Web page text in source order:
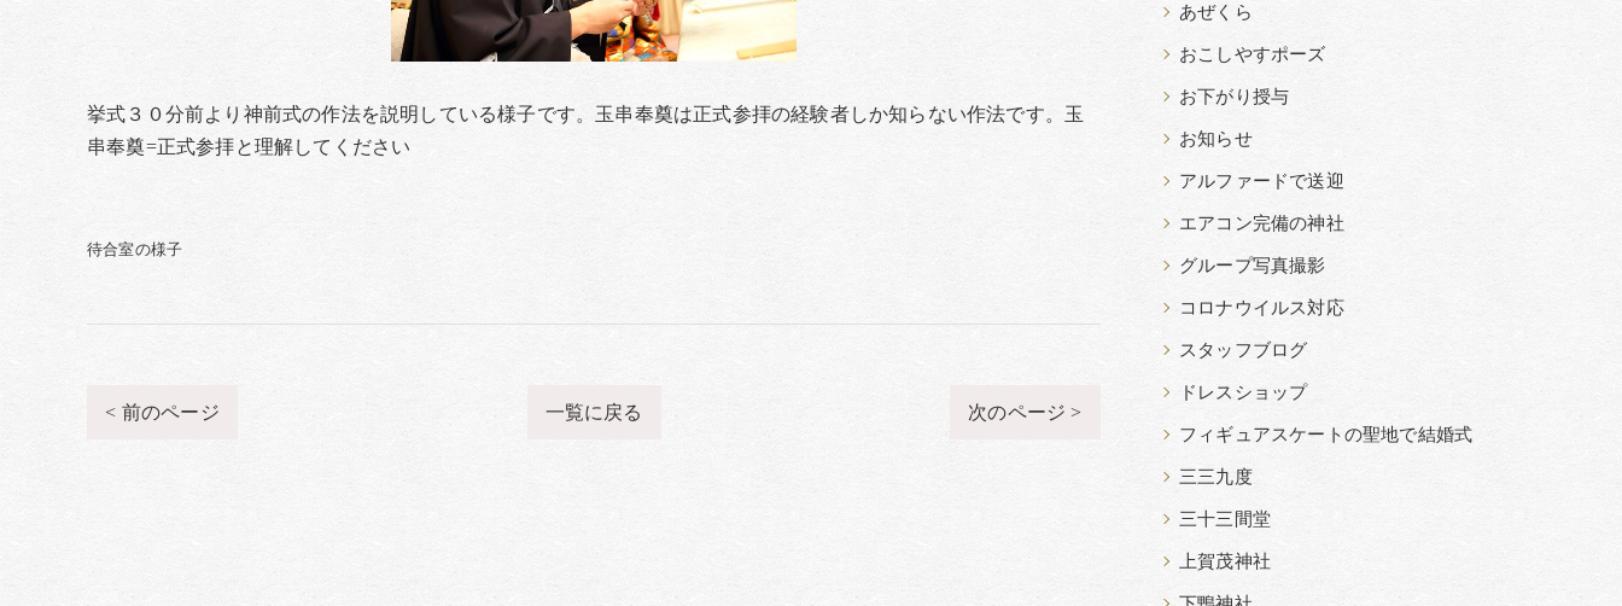
挙式３０分前より神前式の作法を説明している様子です。玉串奉奠は正式参拝の経験者しか知らない作法です。玉
串奉奠=正式参拝と理解してください
待合室の様子
< 前のページ 一覧に戻る 次のページ >
あぜくら
おこしやすポーズ
お下がり授与
お知らせ
アルファードで送迎
エアコン完備の神社
グループ写真撮影
コロナウイルス対応
スタッフブログ
ドレスショップ
フィギュアスケートの聖地で結婚式
三三九度
三十三間堂
上賀茂神社